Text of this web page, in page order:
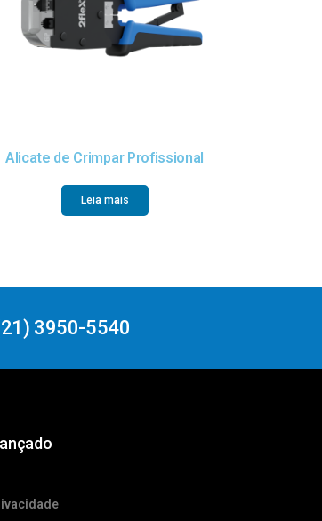
Alicate de Crimpar Profissional
Leia mais
3950-5540